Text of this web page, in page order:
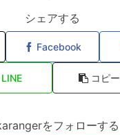
シェアする
Facebook
LINE コピー
をフォローする